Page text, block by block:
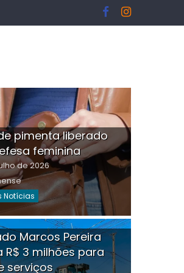
Tristão é
pimenta liberado
feminina
de 2026
Notícias
Marcos Pereira
R$ 3 milhões para
serviços